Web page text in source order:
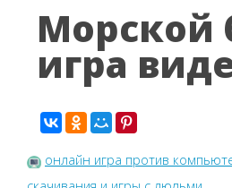
Морской
игра
онлайн игра против